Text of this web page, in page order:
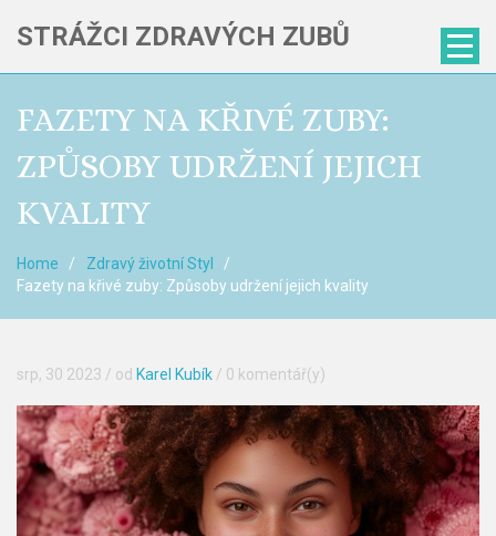
STRÁŽCI ZDRAVÝCH ZUBŮ
FAZETY NA KŘIVÉ ZUBY:
ZPŮSOBY UDRŽENÍ JEJICH
KVALITY
Home
Zdravý životní Styl
Fazety na křivé zuby: Způsoby udržení jejich kvality
srp, 30 2023 / od Karel Kubík / 0 komentář(y)